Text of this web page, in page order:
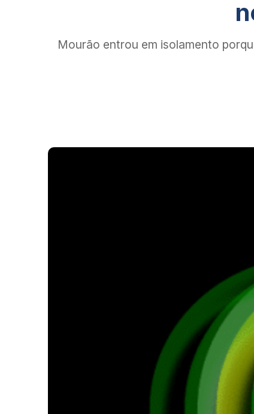
Mourão entrou em isolamento